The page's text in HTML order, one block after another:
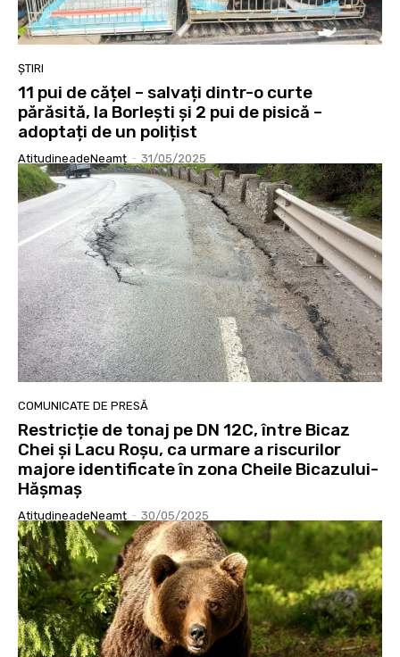
ȘTIRI
11 pui de cățel – salvați dintr-o curte
părăsită, la Borlești și 2 pui de pisică –
adoptați de un polițist
AtitudineadeNeamț - 31/05/2025
COMUNICATE DE PRESĂ
Restricție de tonaj pe DN 12C, între Bicaz
Chei și Lacu Roșu, ca urmare a riscurilor
majore identificate în zona Cheile Bicazului-
Hășmaș
AtitudineadeNeamț - 30/05/2025